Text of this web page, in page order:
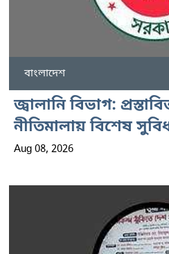
বাংলাদেশ
জ্বালানি বিভাগ:
নীতিমালায় বিশেষ
Aug 08, 2026